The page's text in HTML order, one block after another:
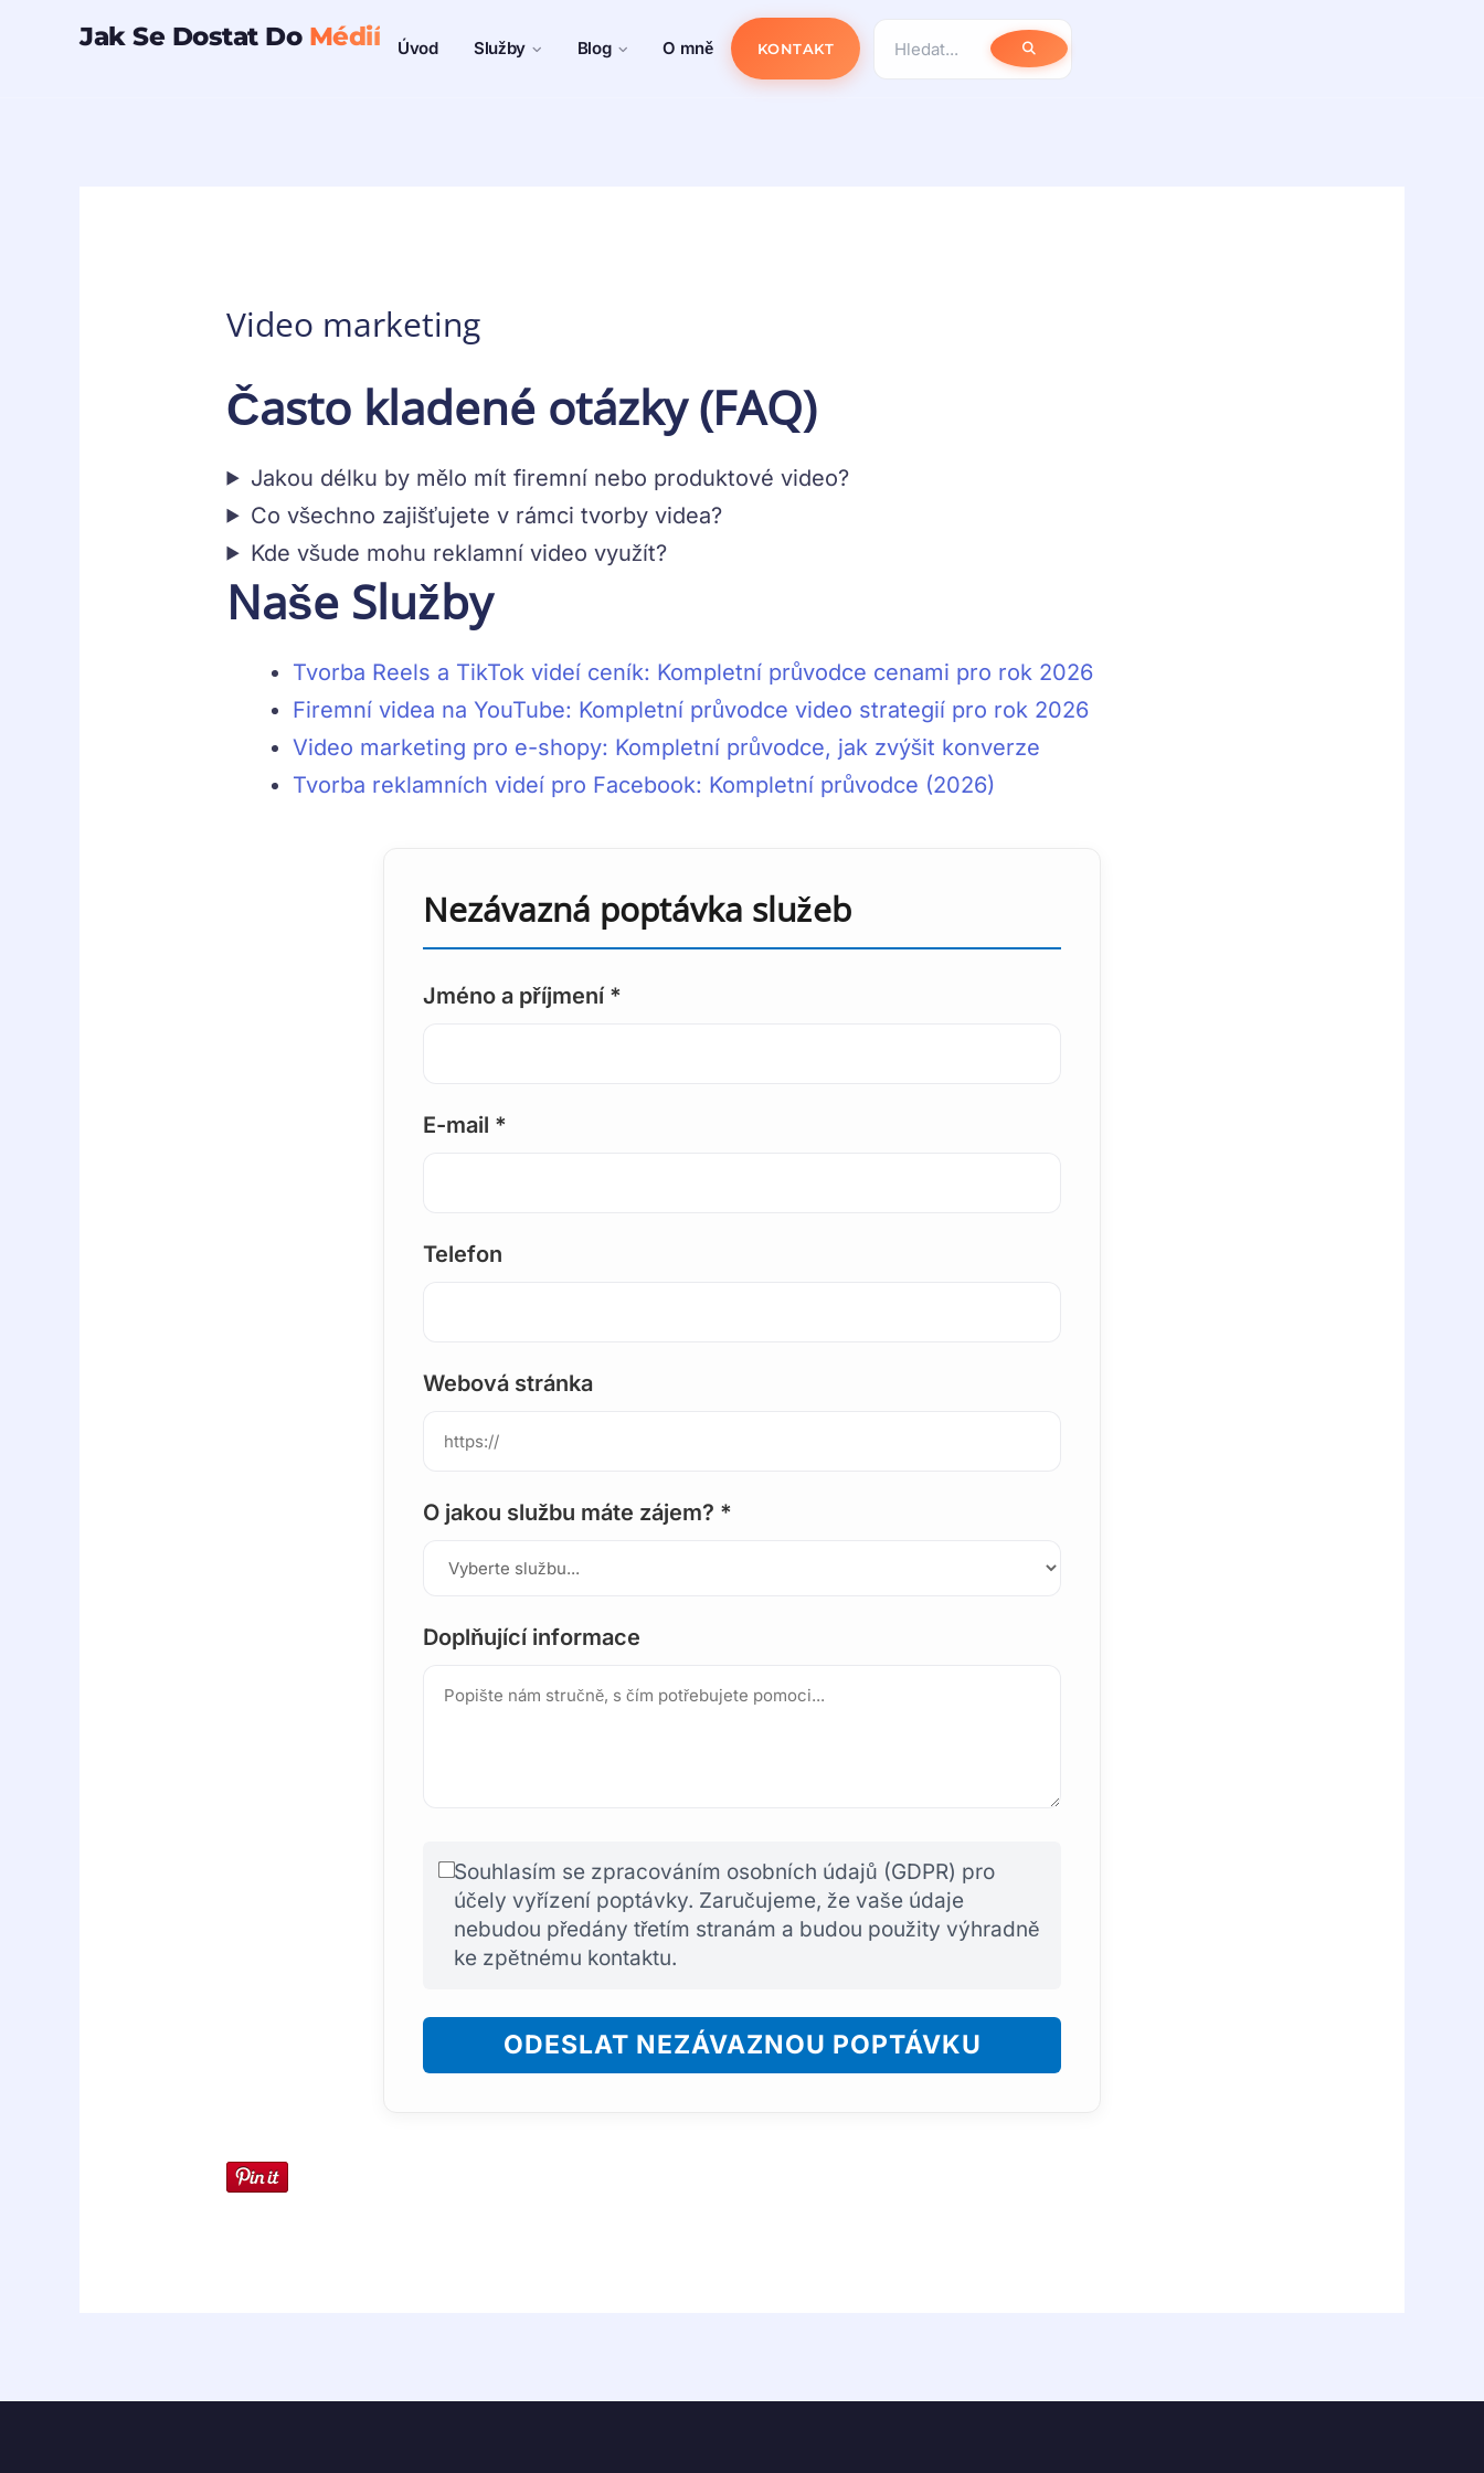
Jak Se Dostat Do Médií Úvod Služby Blog O mně KONTAKT
Video marketing
Často kladené otázky (FAQ)
Jakou délku by mělo mít firemní nebo produktové video?
Co všechno zajišťujete v rámci tvorby videa?
Kde všude mohu reklamní video využít?
Naše Služby
Tvorba Reels a TikTok videí ceník: Kompletní průvodce cenami pro rok 2026
Firemní videa na YouTube: Kompletní průvodce video strategií pro rok 2026
Video marketing pro e-shopy: Kompletní průvodce, jak zvýšit konverze
Tvorba reklamních videí pro Facebook: Kompletní průvodce (2026)
Nezávazná poptávka služeb
Jméno a příjmení *
E-mail *
Telefon
Webová stránka
O jakou službu máte zájem? *
Doplňující informace
Souhlasím se zpracováním osobních údajů (GDPR) pro
účely vyřízení poptávky. Zaručujeme, že vaše údaje
nebudou předány třetím stranám a budou použity výhradně
ke zpětnému kontaktu.
ODESLAT NEZÁVAZNOU POPTÁVKU